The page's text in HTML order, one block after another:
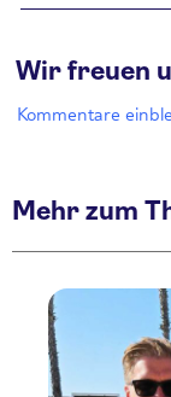
Wir freuen
Kommentare
Mehr zum